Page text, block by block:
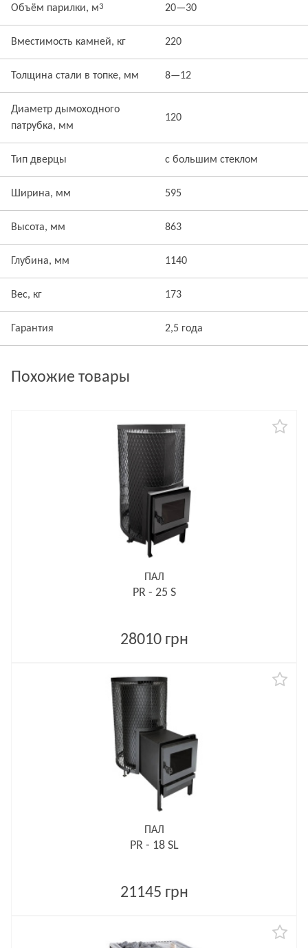
Объём парилки, м3 20—30
Вместимость камней, кг 220
Толщина стали в топке, мм 8—12
Диаметр дымоходного
патрубка, мм
120
Тип дверцы с большим стеклом
Ширина, мм 595
Высота, мм 863
Глубина, мм 1140
Вес, кг 173
Гарантия 2,5 года
Похожие товары
ПАЛ
PR - 25 S
28010 грн
ПАЛ
PR - 18 SL
21145 грн